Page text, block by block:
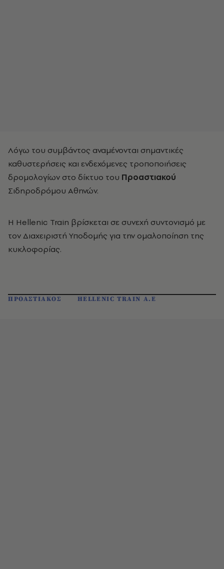
Λόγω του συμβάντος αναμένονται σημαντικές
καθυστερήσεις και ενδεχόμενες τροποποιήσεις
δρομολογίων στο δίκτυο του Προαστιακού
Σιδηροδρόμου Αθηνών.
Η Hellenic Train βρίσκεται σε συνεχή συντονισμό με
τον Διαχειριστή Υποδομής για την ομαλοποίηση της
κυκλοφορίας.
ΠΡΟΑΣΤΙΑΚΟΣ HELLENIC TRAIN A.E